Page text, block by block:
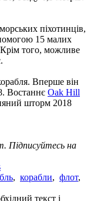
піхотинців,
15 малих
того, можливе
Вперше він
Востаннє Oak Hill
шторм 2018
Підписуйтесь на
, корабли, флот,
текст і